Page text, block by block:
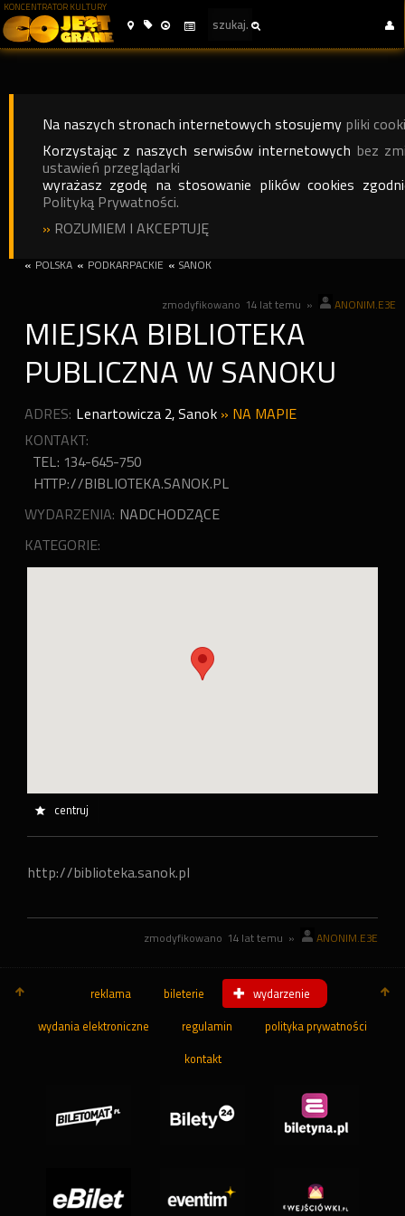
KONCENTRATOR KULTURY
Na naszych stronach internetowych stosujemy pliki
Korzystając z naszych serwisów internetowych bez
ustawień przeglądarki
wyrażasz zgodę na stosowanie plików cookies
Polityką Prywatności.
» ROZUMIEM I AKCEPTUJĘ
« POLSKA « PODKARPACKIE « SANOK
zmodyfikowano 14 lat temu » ANONIM.E3E
MIEJSKA BIBLIOTEKA
PUBLICZNA W SANOKU
ADRES: Lenartowicza 2,Sanok » NA MAPIE
KONTAKT:
TEL: 134-645-750
HTTP://BIBLIOTEKA.SANOK.PL
WYDARZENIA: NADCHODZĄCE
KATEGORIE:
centruj
http://biblioteka.sanok.pl
zmodyfikowano 14 lat temu » ANONIM.E3E
reklama bileterie wydarzenie
wydania elektroniczne regulamin polityka prywatności
kontakt